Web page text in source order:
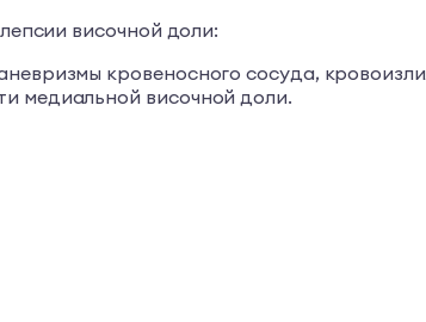
височной доли:
кровеносного сосуда,
медиальной височной доли.